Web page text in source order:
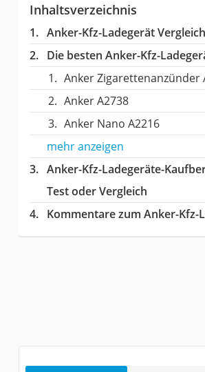
Inhaltsverzeichnis
Anker-Kfz-Ladegerät
Die besten Anker-Kfz-
Anker Zigarettenanzünder
Anker A2738
Anker Nano A2216
mehr anzeigen
Anker-Kfz-Ladegeräte-
Test oder Vergleich
Kommentare zum Anker-Kfz-